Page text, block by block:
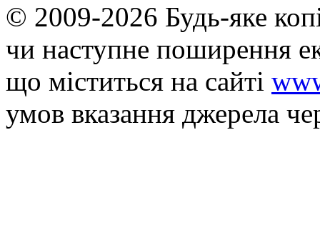
© 2009-2026 Будь-яке
чи наступне поширення
що мiститься на сайті
умов вказання джерела